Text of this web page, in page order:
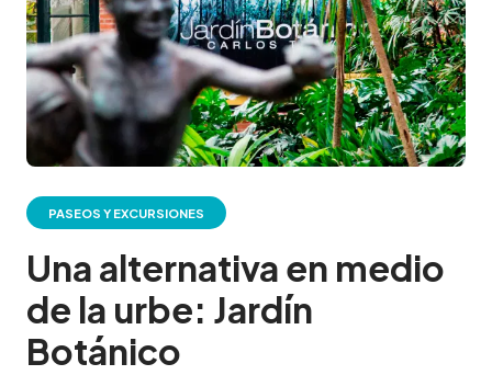
PASEOS Y EXCURSIONES
Una alternativa en medio
de la urbe: Jardín
Botánico